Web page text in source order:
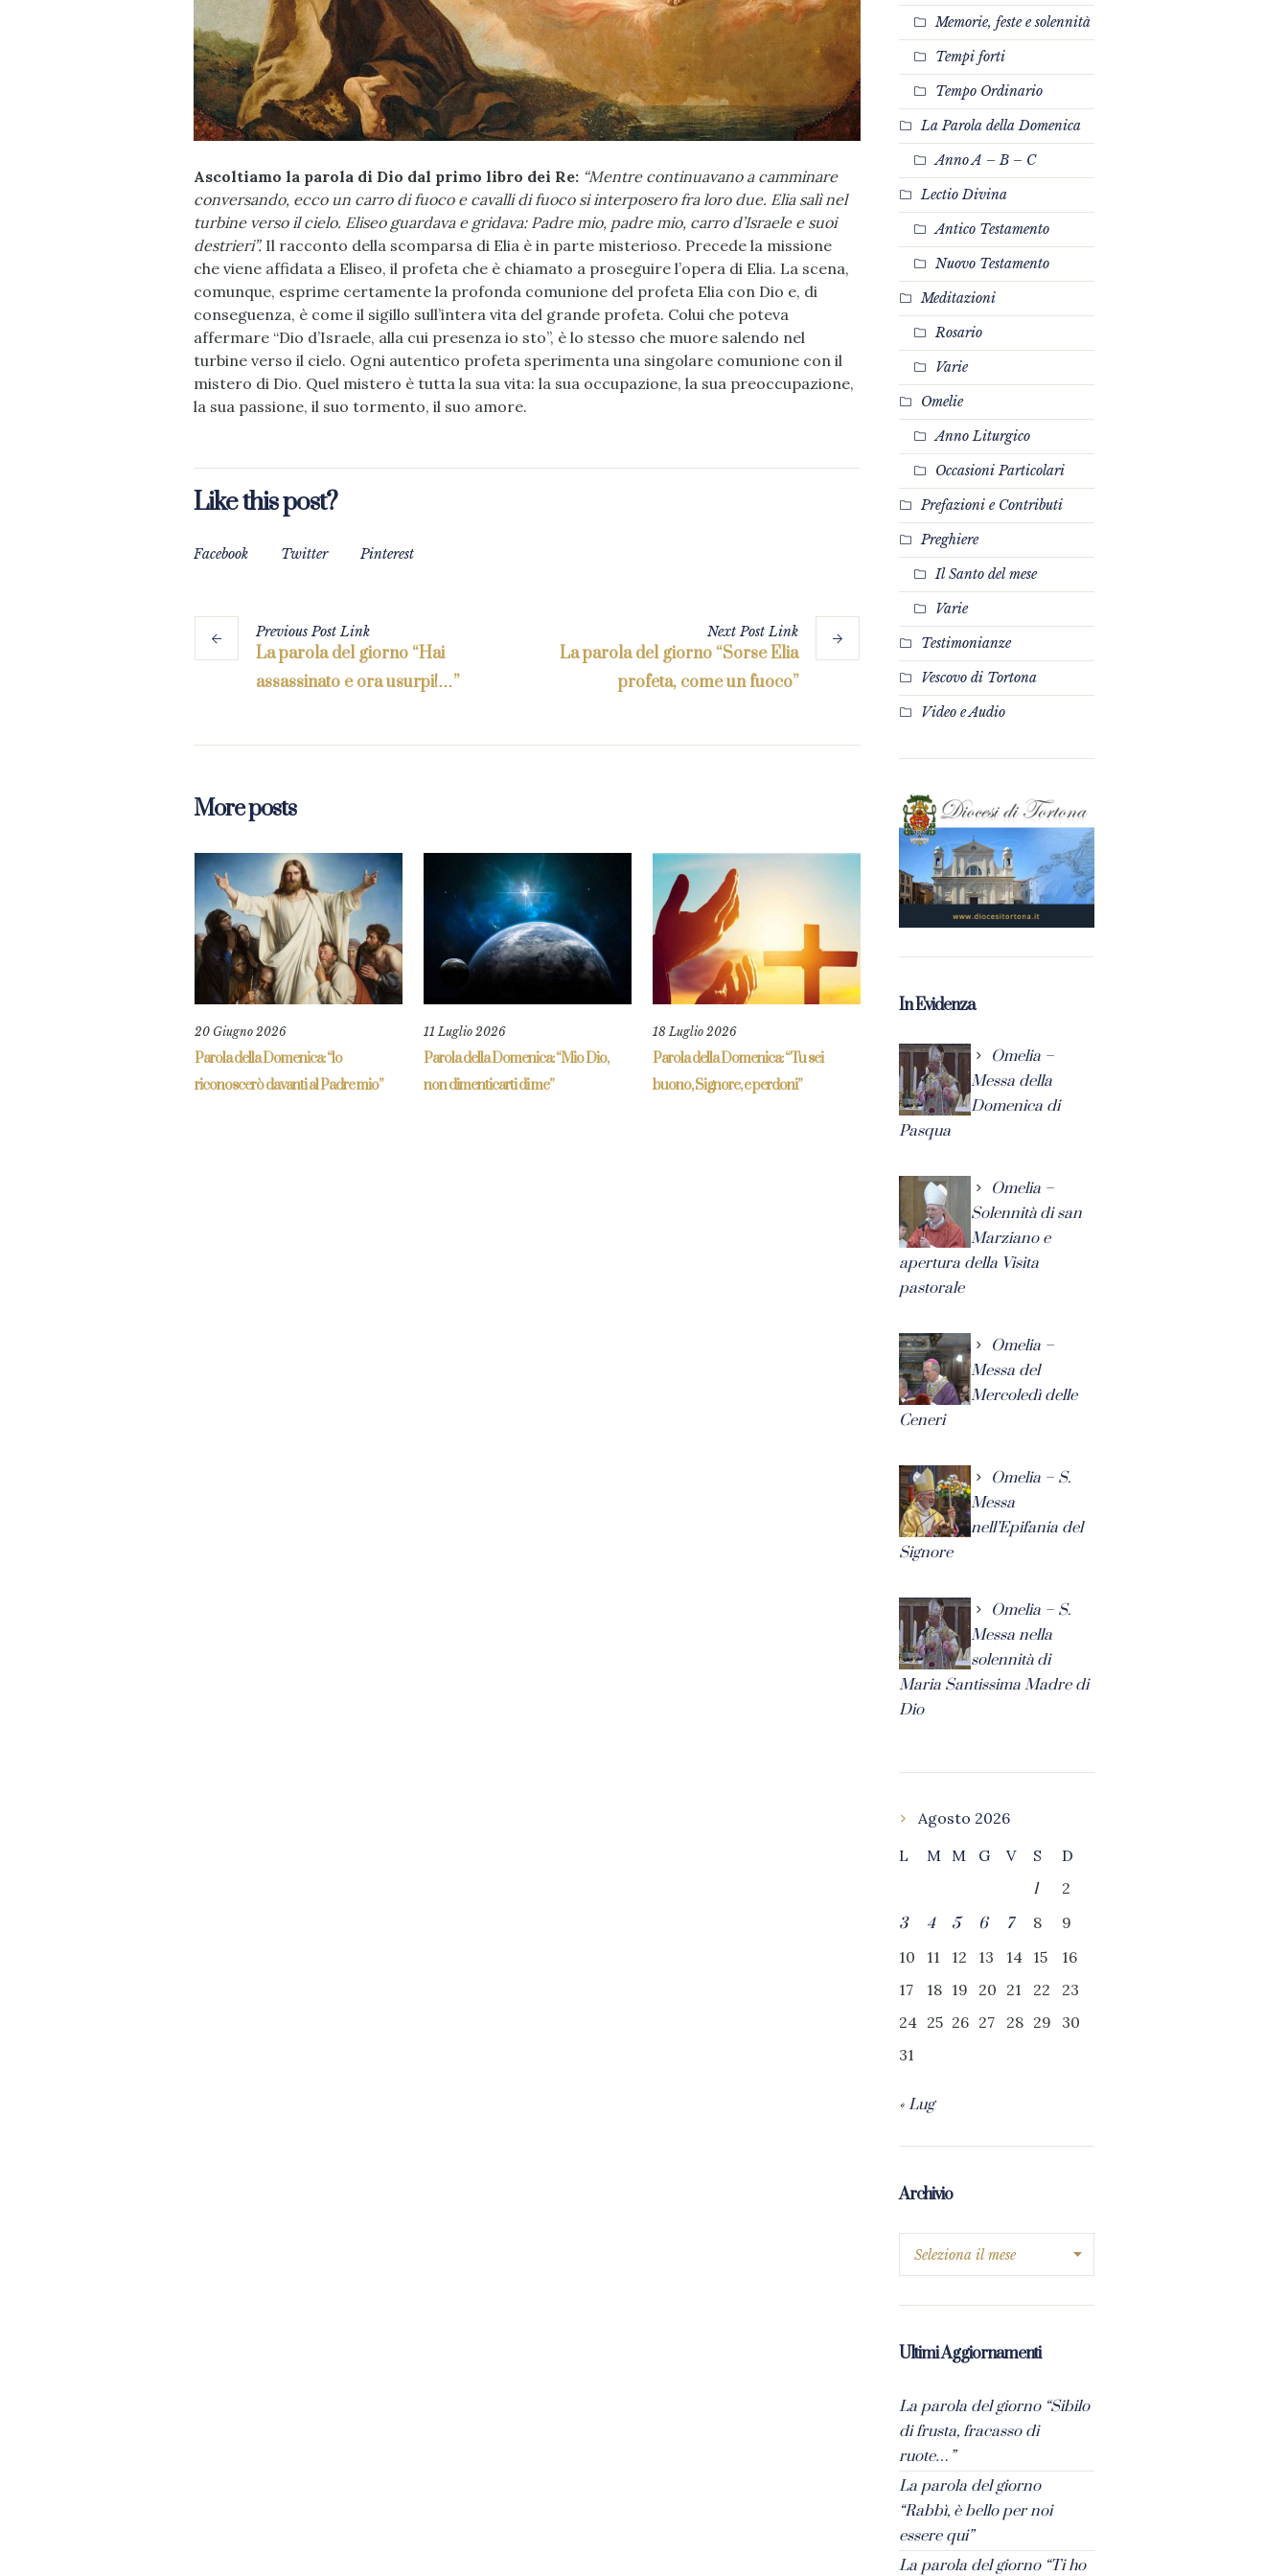
Ascoltiamo la parola di Dio dal primo libro dei Re: “Mentre continuavano a camminare
conversando, ecco un carro di fuoco e cavalli di fuoco si interposero fra loro due. Elia salì nel
turbine verso il cielo. Eliseo guardava e gridava: Padre mio, padre mio, carro d’Israele e suoi
destrieri”.Il racconto della scomparsa di Elia è in parte misterioso. Precede la missione
che viene affidata a Eliseo, il profeta che è chiamato a proseguire l’opera di Elia. La scena,
comunque, esprime certamente la profonda comunione del profeta Elia con Dio e, di
conseguenza, è come il sigillo sull’intera vita del grande profeta. Colui che poteva
affermare “Dio d’Israele, alla cui presenza io sto”, è lo stesso che muore salendo nel
turbine verso il cielo. Ogni autentico profeta sperimenta una singolare comunione con il
mistero di Dio. Quel mistero è tutta la sua vita: la sua occupazione, la sua preoccupazione,
la sua passione, il suo tormento, il suo amore.
Like this post?
Facebook Twitter Pinterest
PreviousPostLink
La parola del giorno “Hai
assassinato e ora usurpi!…”
NextPostLink
La parola del giorno “Sorse Elia
profeta, come un fuoco”
More posts
20 Giugno 2026
Parola della Domenica: “lo
riconoscerò davanti al Padre mio”
11 Luglio 2026
Parola della Domenica: “Mio Dio,
non dimenticarti di me”
18 Luglio 2026
Parola della Domenica: “Tu sei
buono, Signore, e perdoni”
Memorie, feste e solennità
Tempi forti
Tempo Ordinario
La Parola della Domenica
Anno A – B – C
Lectio Divina
Antico Testamento
Nuovo Testamento
Meditazioni
Rosario
Varie
Omelie
Anno Liturgico
Occasioni Particolari
Prefazioni e Contributi
Preghiere
Il Santo del mese
Varie
Testimonianze
Vescovo di Tortona
Video e Audio
In Evidenza
Omelia –
Messa della
Domenica di
Pasqua
Omelia –
Solennità di san
Marziano e
apertura della Visita
pastorale
Omelia –
Messa del
Mercoledì delle
Ceneri
Omelia – S.
Messa
nell’Epifania del
Signore
Omelia – S.
Messa nella
solennità di
Maria Santissima Madre di
Dio
Agosto 2026
L
M M G V S
D
1
2
3
4 5 6 7 8
9
10
11 12 13 14 15
16
17
18 19 20 21 22
23
24 25 26 27 28 29
30
31
« Lug
Archivio
Ultimi Aggiornamenti
La parola del giorno “Sibilo
di frusta, fracasso di
ruote…”
La parola del giorno
“Rabbì, è bello per noi
essere qui”
La parola del giorno “Ti ho